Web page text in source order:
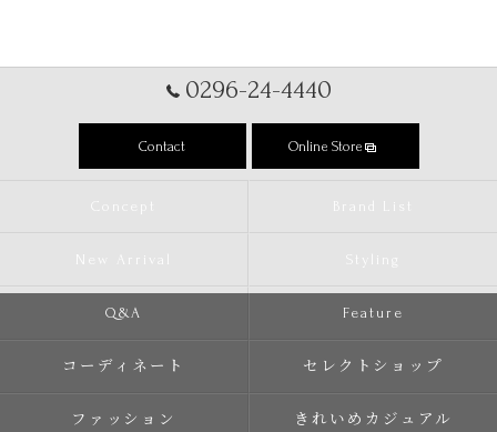
0296-24-4440
Contact Online Store
Concept Brand List
New Arrival Styling
Q&A Feature
コーディネート セレクトショップ
ファッション きれいめカジュアル